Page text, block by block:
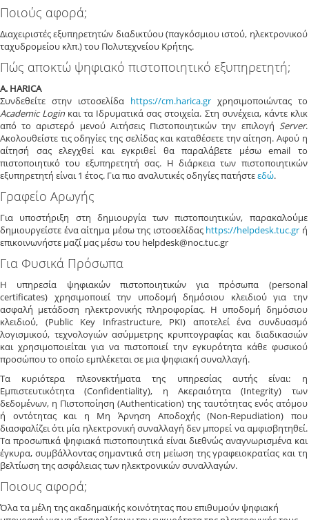
Ποιούς αφορά;
Διαχειριστές εξυπηρετητών διαδικτύου (παγκόσμιου ιστού, ηλεκτρονικού
ταχυδρομείου κλπ.) του Πολυτεχνείου Κρήτης.
Πώς αποκτώ ψηφιακό πιστοποιητικό εξυπηρετητή;
Α. HARICA
Συνδεθείτε στην ιστοσελίδα https://cm.harica.grχρησιμοποιώντας το
Academic Loginκαι τα Ιδρυματικά σας στοιχεία. Στη συνέχεια, κάντε κλικ
από το αριστερό μενού Αιτήσεις Πιστοποιητικών την επιλογή Server.
Ακολουθείστε τις οδηγίες της σελίδας και καταθέσετε την αίτηση. Αφού η
αίτησή σας ελεγχθεί και εγκριθεί θα παραλάβετε μέσω email το
πιστοποιητικό του εξυπηρετητή σας. Η διάρκεια των πιστοποιητικών
εξυπηρετητή είναι 1 έτος. Για πιο αναλυτικές οδηγίες πατήστεεδώ.
Γραφείο Αρωγής
Για υποστήριξη στη δημιουργία των πιστοποιητικών, παρακαλούμε
δημιουργείστε ένα αίτημα μέσω της ιστοσελίδας https://helpdesk.tuc.gr ή
επικοινωνήστε μαζί μας μέσω του helpdesk@noc.tuc.gr
Για Φυσικά Πρόσωπα
Η υπηρεσία ψηφιακών πιστοποιητικών για πρόσωπα (personal
certificates) χρησιμοποιεί την υποδομή δημόσιου κλειδιού για την
ασφαλή μετάδοση ηλεκτρονικής πληροφορίας. Η υποδομή δημόσιου
κλειδιού, (Public Key Infrastructure, PKI) αποτελεί ένα συνδυασμό
λογισμικού, τεχνολογιών ασύμμετρης κρυπτογραφίας και διαδικασιών
και χρησιμοποιείται για να πιστοποιεί την εγκυρότητα κάθε φυσικού
προσώπου το οποίο εμπλέκεται σε μια ψηφιακή συναλλαγή.
Τα κυριότερα πλεονεκτήματα της υπηρεσίας αυτής είναι: η
Εμπιστευτικότητα (Confidentiality), η Ακεραιότητα (Integrity) των
δεδομένων, η Πιστοποίηση (Authentication) της ταυτότητας ενός ατόμου
ή οντότητας και η Μη Άρνηση Αποδοχής (Non-Repudiation) που
διασφαλίζει ότι μία ηλεκτρονική συναλλαγή δεν μπορεί να αμφισβητηθεί.
Τα προσωπικά ψηφιακά πιστοποιητικά είναι διεθνώς αναγνωρισμένα και
έγκυρα, συμβάλλοντας σημαντικά στη μείωση της γραφειοκρατίας και τη
βελτίωση της ασφάλειας των ηλεκτρονικών συναλλαγών.
Ποιους αφορά;
Όλα τα μέλη της ακαδημαϊκής κοινότητας που επιθυμούν ψηφιακή